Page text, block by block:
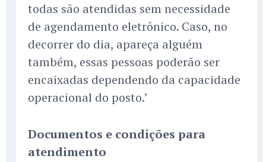
todas são atendidas sem necessidade
de agendamento eletrônico. Caso, no
decorrer do dia, apareça alguém
também, essas pessoas poderão ser
encaixadas dependendo da capacidade
operacional do posto.’
Documentos e condições para
atendimento